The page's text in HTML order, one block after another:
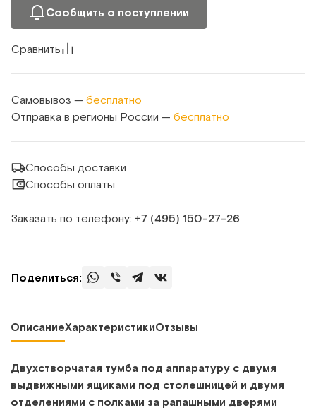
Сообщить о поступлении
Сравнить
Самовывоз — бесплатно
Отправка в регионы России — бесплатно
Способы доставки
Способы оплаты
Заказать по телефону: +7 (495) 150‑27‑26
Поделиться:
ОписаниеХарактеристикиОтзывы
Двухстворчатая тумба под аппаратуру с двумя
выдвижными ящиками под столешницей и двумя
отделениями с полками за рапашными дверями